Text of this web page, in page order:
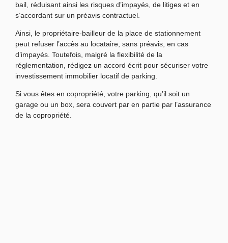
bail, réduisant ainsi les risques d’impayés, de litiges et en
s’accordant sur un préavis contractuel.
Ainsi, le propriétaire-bailleur de la place de stationnement
peut refuser l’accès au locataire, sans préavis, en cas
d’impayés. Toutefois, malgré la flexibilité de la
réglementation, rédigez un accord écrit pour sécuriser votre
investissement immobilier locatif de parking.
Si vous êtes en copropriété, votre parking, qu’il soit un
garage ou un box, sera couvert par en partie par l’assurance
de la copropriété.